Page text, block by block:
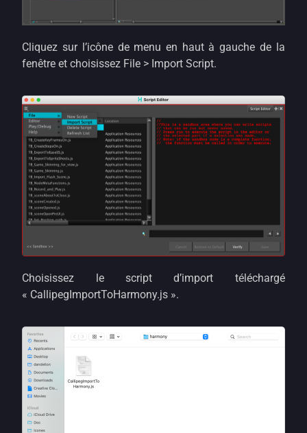
Cliquez sur l’icône de menu en haut à gauche de la
fenêtre et choisissez File > Import Script.
Choisissez le script d’import téléchargé
« CallipegImportToHarmony.js ».